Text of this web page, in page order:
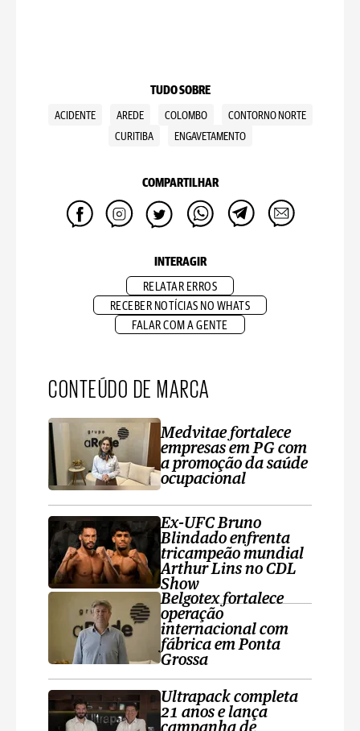
TUDO SOBRE
ACIDENTE AREDE COLOMBO
CONTORNO NORTE
CURITIBA
ENGAVETAMENTO
COMPARTILHAR
INTERAGIR
RELATAR ERROS
RECEBER NOTÍCIAS NO WHATS
FALAR COM A GENTE
CONTEÚDO DE MARCA
Medvitae fortalece
empresas em PG com
a promoção da saúde
ocupacional
Ex-UFC Bruno
Blindado enfrenta
tricampeão mundial
Arthur Lins no CDL
Show
Belgotex fortalece
operação
internacional com
fábrica em Ponta
Grossa
Ultrapack completa
21 anos e lança